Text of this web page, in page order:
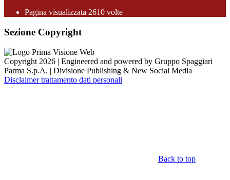
Pagina visualizzata 2610 volte
Sezione Copyright
Copyright 2026 | Engineered and powered by Gruppo Spaggiari
Parma S.p.A. | Divisione Publishing & New Social Media
Disclaimer trattamento dati personali
Back to top